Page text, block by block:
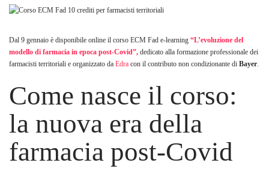
Dal 9 gennaio è disponibile online il corso ECM Fad e-learning “L’evoluzione del
modello di farmacia in epoca post-Covid”, dedicato alla formazione professionale dei
farmacisti territoriali e organizzato da Edra con il contributo non condizionante di Bayer.
Come nasce il corso:
la nuova era della
farmacia post-Covid